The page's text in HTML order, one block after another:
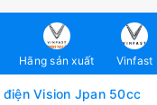
Hãng sản xuất Vinfast
điện Vision Jpan 50cc